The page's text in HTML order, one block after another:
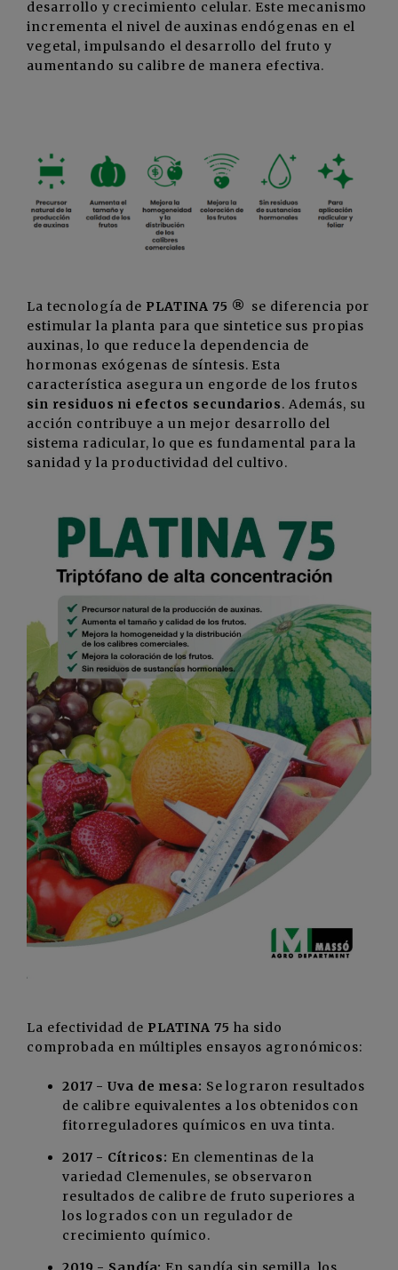
desarrollo y crecimiento celular. Este mecanismo
incrementa el nivel de auxinas endógenas en el
vegetal, impulsando el desarrollo del fruto y
aumentando su calibre de manera efectiva.
La tecnología de PLATINA 75 ® se diferencia por
estimular la planta para que sintetice sus propias
auxinas, lo que reduce la dependencia de
hormonas exógenas de síntesis. Esta
característica asegura un engorde de los frutos
sin residuos ni efectos secundarios. Además, su
acción contribuye a un mejor desarrollo del
sistema radicular, lo que es fundamental para la
sanidad y la productividad del cultivo.
La efectividad de PLATINA 75 ha sido
comprobada en múltiples ensayos agronómicos:
2017 - Uva de mesa: Se lograron resultados
de calibre equivalentes a los obtenidos con
fitorreguladores químicos en uva tinta.
2017 - Cítricos: En clementinas de la
variedad Clemenules, se observaron
resultados de calibre de fruto superiores a
los logrados con un regulador de
crecimiento químico.